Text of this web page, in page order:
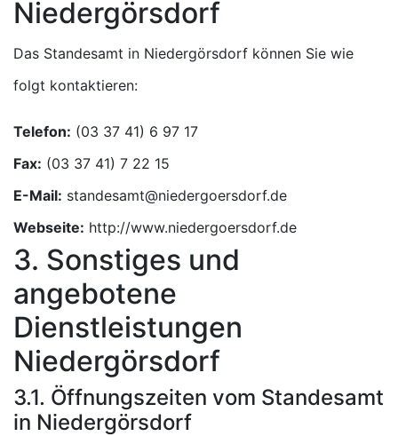
Niedergörsdorf
Das Standesamt in Niedergörsdorf können Sie wie
folgt kontaktieren:
Telefon:
Fax:
E-Mail:
Webseite: http://www.niedergoersdorf.de
3. Sonstiges und
angebotene
Dienstleistungen
Niedergörsdorf
3.1. Öffnungszeiten vom Standesamt
in Niedergörsdorf